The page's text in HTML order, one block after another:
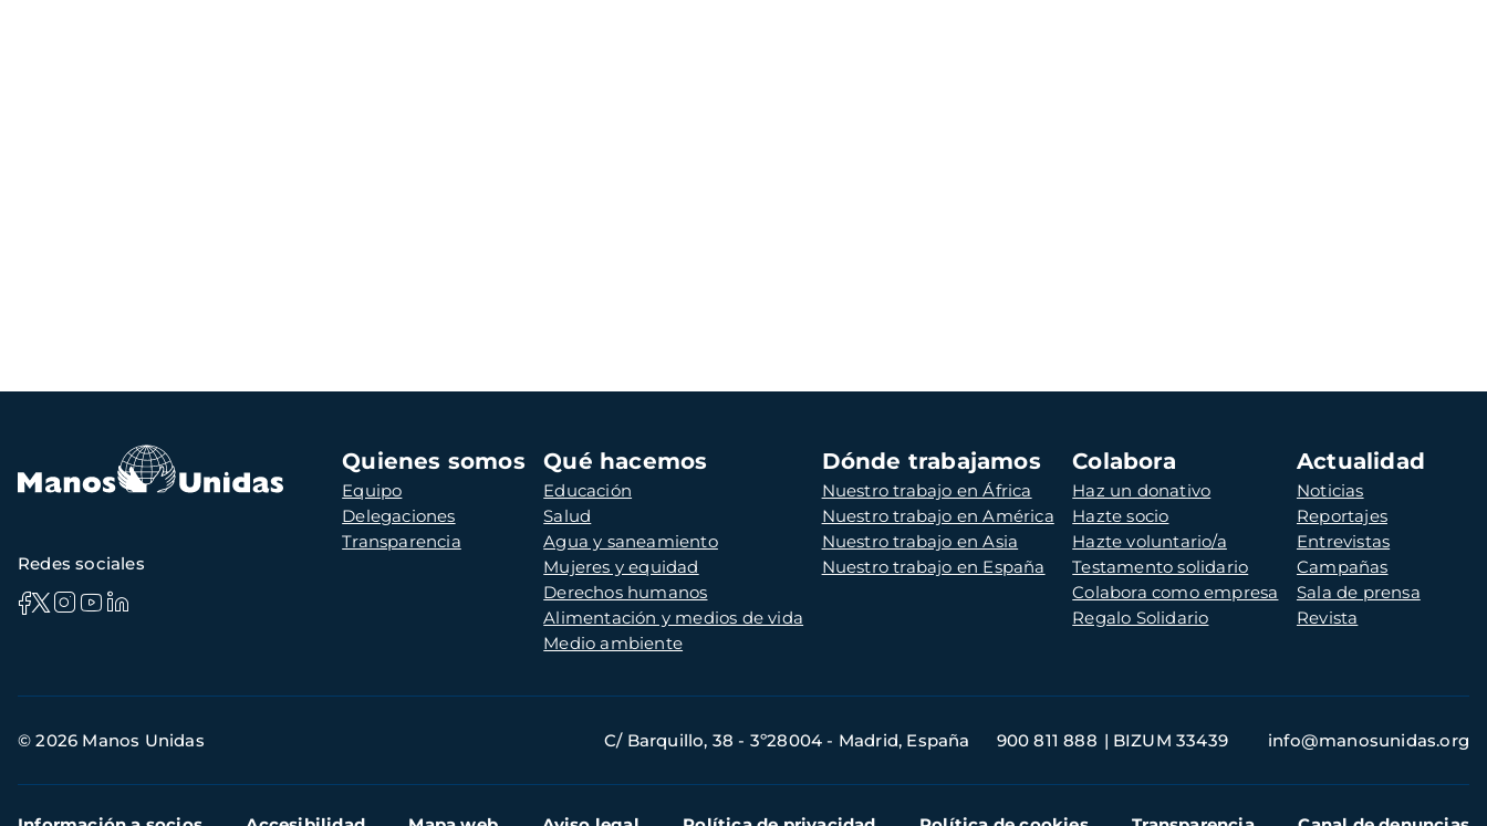
Navegación
principal
Quienes somos
Equipo
Delegaciones
Transparencia
Qué hacemos
Educación
Salud
Agua y saneamiento
Mujeres y equidad
Derechos humanos
Alimentación y medios de vida
Medio ambiente
Dónde trabajamos
Nuestro trabajo en África
Nuestro trabajo en América
Nuestro trabajo en Asia
Nuestro trabajo en España
Colabora
Haz un donativo
Hazte socio
Hazte voluntario/a
Testamento solidario
Colabora como empresa
Regalo Solidario
Actualidad
Noticias
Reportajes
Entrevistas
Campañas
Sala de prensa
Revista
Redes sociales
de
© 2026 Manos Unidas C/ Barquillo, 38 - 3º28004 - Madrid, España 900 811 888 BIZUM 33439 info@manosunidas.org